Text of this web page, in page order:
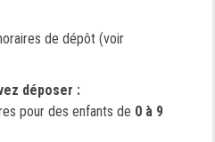
de dépôt (voir
déposer :
pour des enfants de 0 à 9